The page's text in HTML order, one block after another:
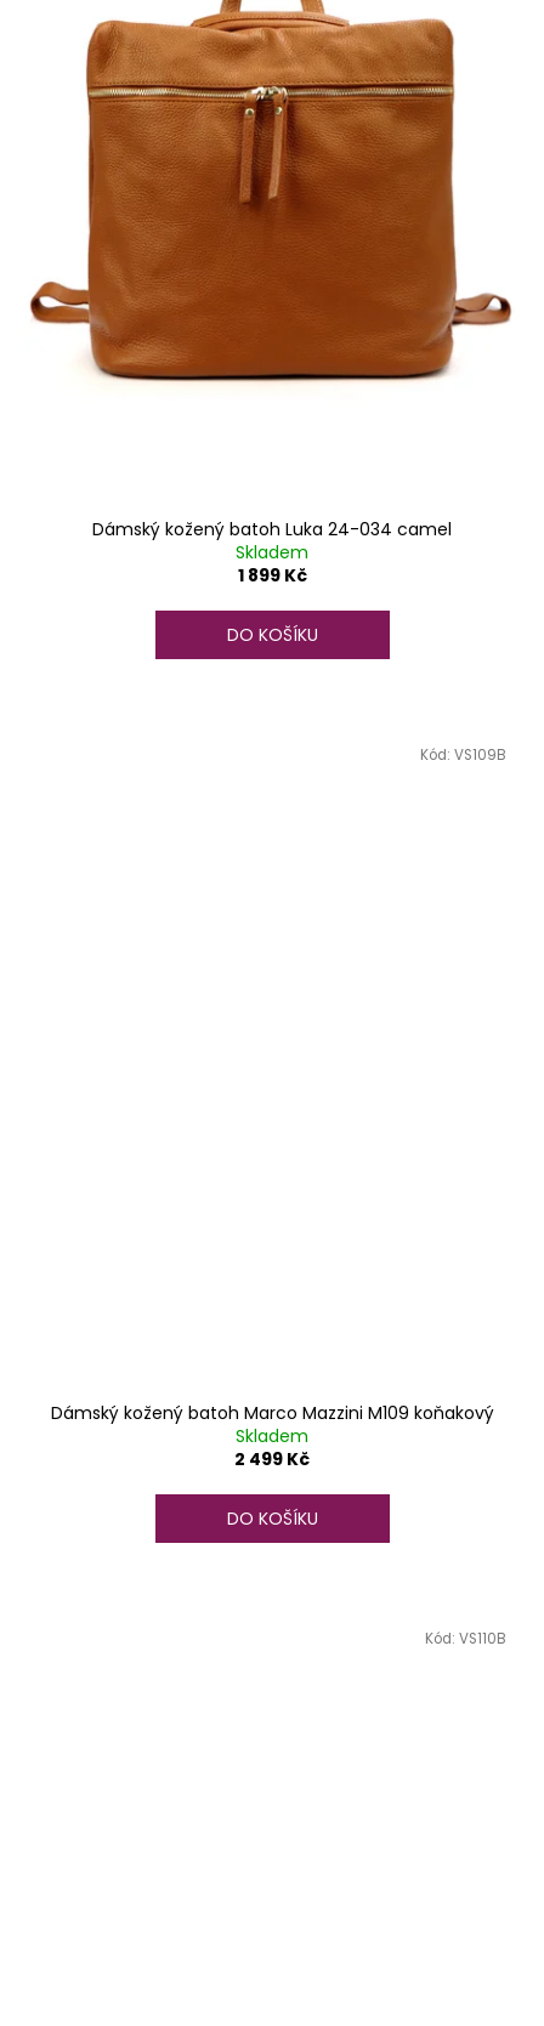
Dámský kožený batoh Luka 24-034 camel
Skladem
1 899 Kč
DO KOŠÍKU
Dámský kožený batoh Marco Mazzini M109 koňakový
Skladem
2 499 Kč
DO KOŠÍKU
Kód: VS109B
Kód: VS110B